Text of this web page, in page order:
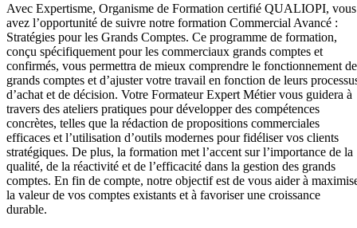
Avec Expertisme, Organisme de Formation certifié QUALIOPI, vous
avez l’opportunité de suivre notre formation Commercial Avancé :
Stratégies pour les Grands Comptes. Ce programme de formation,
conçu spécifiquement pour les commerciaux grands comptes et
confirmés, vous permettra de mieux comprendre le fonctionnement
grands comptes et d’ajuster votre travail en fonction de leurs
d’achat et de décision. Votre Formateur Expert Métier vous guidera à
travers des ateliers pratiques pour développer des compétences
concrètes, telles que la rédaction de propositions commerciales
efficaces et l’utilisation d’outils modernes pour fidéliser vos clients
stratégiques. De plus, la formation met l’accent sur l’importance de la
qualité, de la réactivité et de l’efficacité dans la gestion des grands
comptes. En fin de compte, notre objectif est de vous aider à
la valeur de vos comptes existants et à favoriser une croissance
durable.